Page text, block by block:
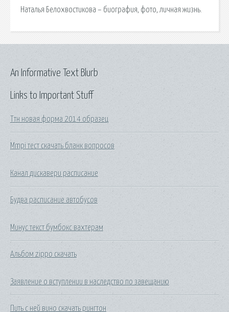
Наталья Белохвостикова – биография, фото, личная жизнь.
Links to Important Stuff
Ттн новая форма 2014 образец
Mmpi тест скачать бланк вопросов
Канал дискавери расписание
Будва расписание автобусов
Минус текст бумбокс вахтерам
Альбом zippo скачать
Заявление о вступлении в наследство по завещанию
Пить с ней вино скачать рингтон
An Informative Text Blurb